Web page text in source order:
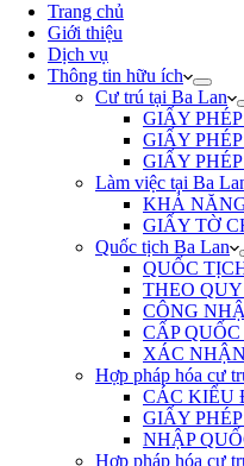
Trang chủ
Giới thiệu
Dịch vụ
Thông tin hữu ích
Cư trú tại Ba Lan
GIẤY
GIẤY
GIẤY
Làm việc tại Ba
KHẢ
GIẤY TỜ
Quốc tịch Ba Lan
QUỐC
THEO
CÔNG
CẤP
XÁC
Hợp pháp hóa cư
CÁC KIỂU
GIẤY
NHẬP
Hợp pháp hóa cư